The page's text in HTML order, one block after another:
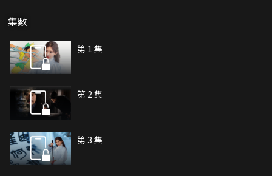
集數
第 1 集
第 2 集
第 3 集